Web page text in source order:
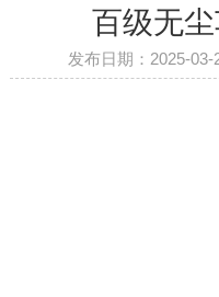
百级无
发布日期：2025-